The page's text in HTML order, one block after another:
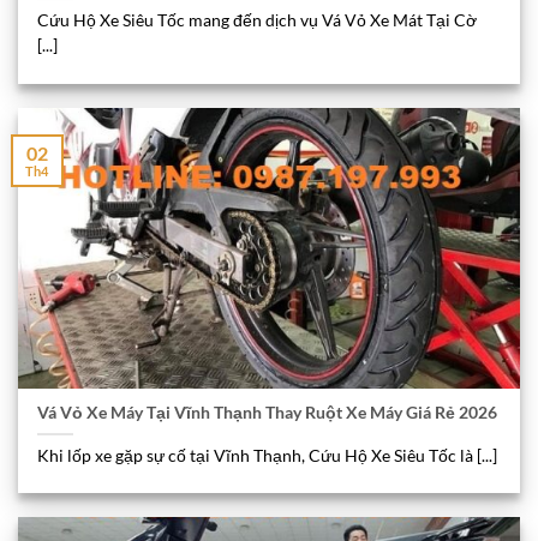
Cứu Hộ Xe Siêu Tốc mang đến dịch vụ Vá Vỏ Xe Mát Tại Cờ
[...]
Vá Vỏ Xe Máy Tại Vĩnh Thạnh Thay Ruột Xe Máy Giá Rẻ 2026
Khi lốp xe gặp sự cố tại Vĩnh Thạnh, Cứu Hộ Xe Siêu Tốc là [...]
02
Th4